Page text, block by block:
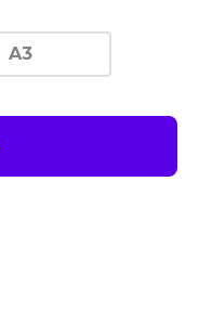
A3